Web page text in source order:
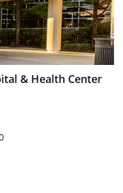
& Health Center